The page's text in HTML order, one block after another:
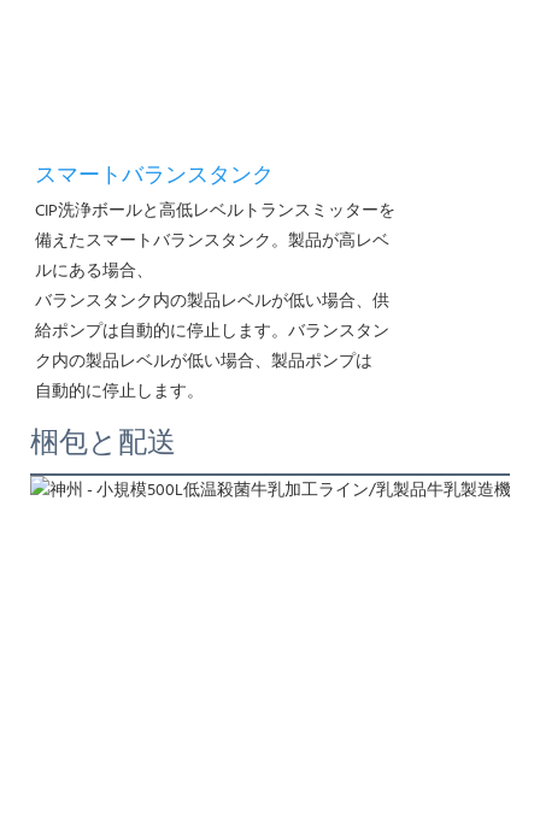
スマートバランスタンク
CIP洗浄ボールと高低レベルトランスミッターを
備えたスマートバランスタンク。製品が高レベ
ルにある場合、
バランスタンク内の製品レベルが低い場合、供
給ポンプは自動的に停止します。バランスタン
ク内の製品レベルが低い場合、製品ポンプは
自動的に停止します。
梱包と配送